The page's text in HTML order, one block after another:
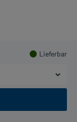
Lieferbar